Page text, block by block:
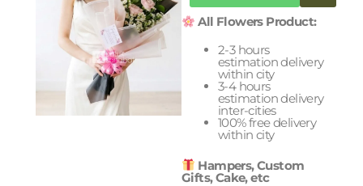
All Flowers Product:
2-3 hours
estimation delivery
within city
3-4 hours
estimation delivery
inter-cities
100% free delivery
within city
Hampers, Custom
Gifts, Cake, etc